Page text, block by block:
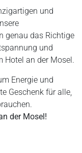
und
genau das Richtige
und
Hotel an der Mosel.
Energie und
Geschenk für alle,
der Mosel!